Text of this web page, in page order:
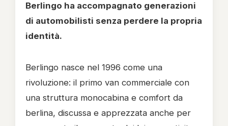
Berlingo ha accompagnato generazioni
di automobilisti senza perdere la propria
identità.
Berlingo nasce nel 1996 come una
rivoluzione: il primo van commerciale con
una struttura monocabina e comfort da
berlina, discussa e apprezzata anche per